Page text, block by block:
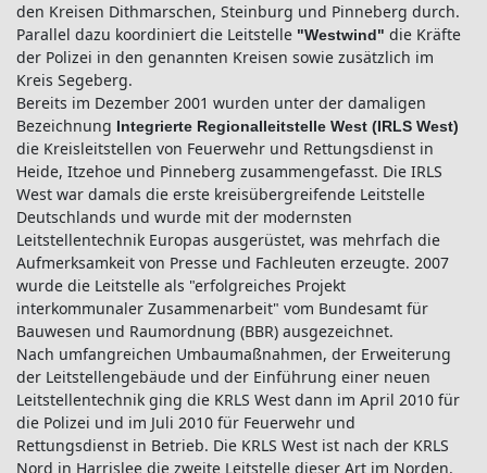
den Kreisen Dithmarschen, Steinburg und Pinneberg durch.
Parallel dazu koordiniert die Leitstelle "Westwind" die Kräfte
der Polizei in den genannten Kreisen sowie zusätzlich im
Kreis Segeberg.
Bereits im Dezember 2001 wurden unter der damaligen
Bezeichnung Integrierte Regionalleitstelle West (IRLS West)
die Kreisleitstellen von Feuerwehr und Rettungsdienst in
Heide, Itzehoe und Pinneberg zusammengefasst. Die IRLS
West war damals die erste kreisübergreifende Leitstelle
Deutschlands und wurde mit der modernsten
Leitstellentechnik Europas ausgerüstet, was mehrfach die
Aufmerksamkeit von Presse und Fachleuten erzeugte. 2007
wurde die Leitstelle als "erfolgreiches Projekt
interkommunaler Zusammenarbeit" vom Bundesamt für
Bauwesen und Raumordnung (BBR) ausgezeichnet.
Nach umfangreichen Umbaumaßnahmen, der Erweiterung
der Leitstellengebäude und der Einführung einer neuen
Leitstellentechnik ging die KRLS West dann im April 2010 für
die Polizei und im Juli 2010 für Feuerwehr und
Rettungsdienst in Betrieb. Die KRLS West ist nach der KRLS
Nord in Harrislee die zweite Leitstelle dieser Art im Norden.